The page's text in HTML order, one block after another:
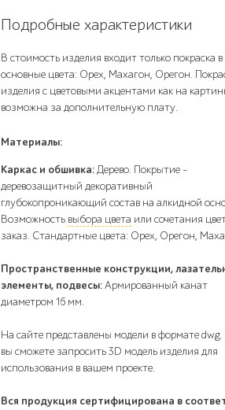
Подробные характеристики
В стоимость изделия входит только покраска в
основные цвета: Орех, Махагон, Орегон.
изделия с цветовыми акцентами как на
возможна за дополнительную плату.
Материалы:
Каркас и обшивка:Дерево. Покрытие –
деревозащитный декоративный
глубокопроникающий состав на алкидной
Возможность выбора цвета или сочетания
заказ. Стандартные цвета: Орех, Орегон,
Пространственные конструкции,
элементы, подвесы:Армированный канат
диаметром 16 мм.
На сайте представлены модели в формате dwg.
вы сможете запросить 3D модель изделия для
использования в вашем проекте.
Вся продукция сертифицирована в